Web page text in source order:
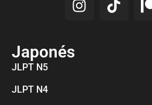
Japonés
JLPT N5
JLPT N4